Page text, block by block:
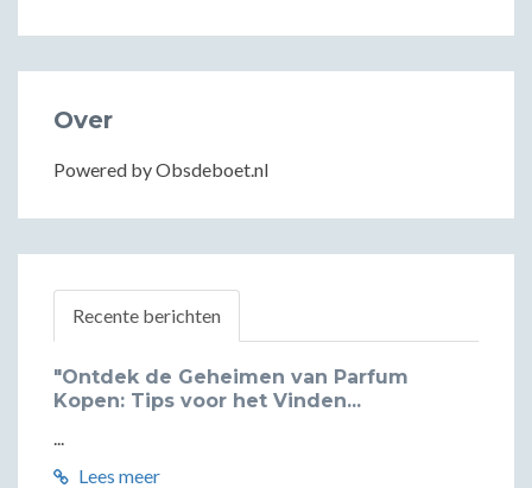
Over
Powered by Obsdeboet.nl
Recente berichten
"Ontdek de Geheimen van Parfum
Kopen: Tips voor het Vinden...
...
Lees meer